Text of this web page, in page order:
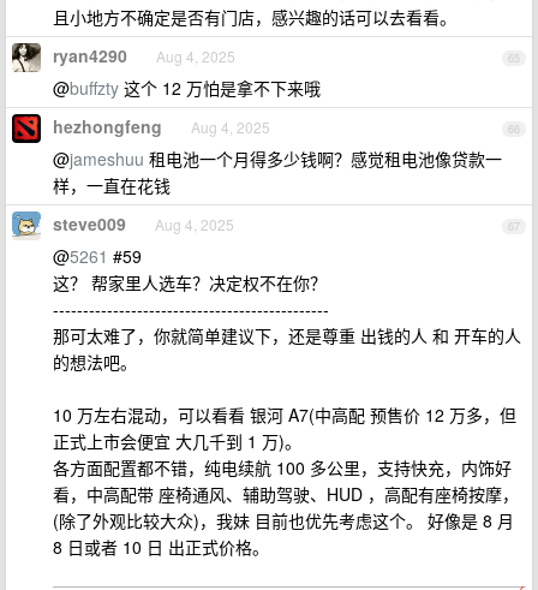
且小地方不确定是否有门店，感兴趣的话可以去看看。
65
ryan4290 Aug 4, 2025
@buffzty 这个 12 万怕是拿不下来哦
66
hezhongfeng Aug 4, 2025
@jameshuu 租电池一个月得多少钱啊？感觉租电池像贷款一
样，一直在花钱
67
steve009 Aug 4, 2025
@5261 #59
这？ 帮家里人选车？决定权不在你？
----------------------------------------------
那可太难了，你就简单建议下，还是尊重 出钱的人 和 开车的人
的想法吧。
10 万左右混动，可以看看 银河 A7(中高配 预售价 12 万多，但
正式上市会便宜 大几千到 1 万)。
各方面配置都不错，纯电续航 100 多公里，支持快充，内饰好
看，中高配带 座椅通风、辅助驾驶、HUD ，高配有座椅按摩，
(除了外观比较大众)，我妹 目前也优先考虑这个。 好像是 8 月
8 日或者 10 日 出正式价格。